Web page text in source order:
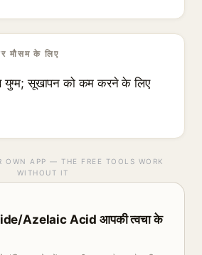
मौसम के लिए
युग्म; सूखापन को कम करने के लिए
OWN APP — THE FREE TOOLS WORK
WITHOUT IT
Azelaic Acid आपकी त्वचा के